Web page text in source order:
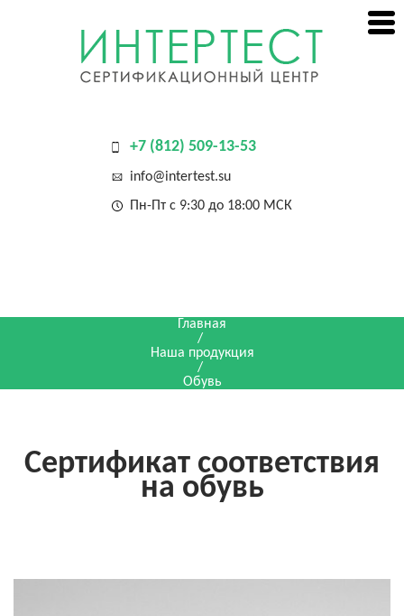
+7 (812) 509-13-53
info@intertest.su
Пн-Пт с 9:30 до 18:00 МСК
Главная
/
Наша продукция
/
Обувь
Сертификат соответствия
на обувь